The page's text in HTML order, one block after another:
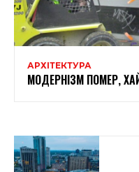
АРХІТЕКТУРА
МОДЕРНІЗМ ПОМЕР,